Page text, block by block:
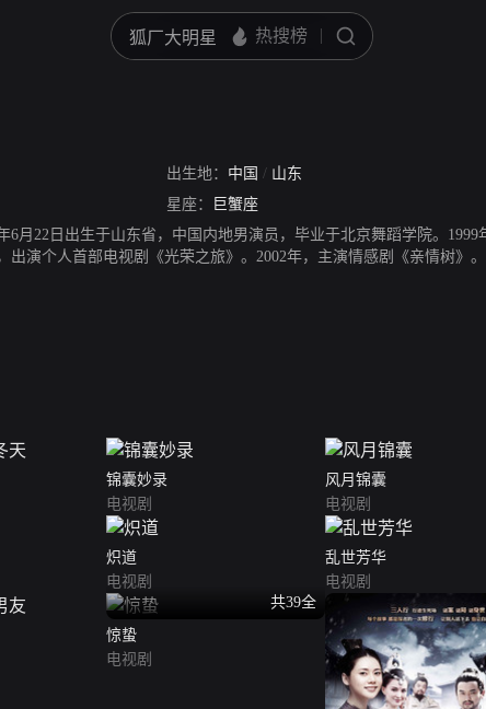
出生地： 中国 / 山东
星座： 巨蟹座
6月22日出生于山东省，中国内地男演员，毕业于北京舞蹈学院。
出演个人首部电视剧《光荣之旅》。2002年，主演情感剧《亲情树》
齿》入围“第十四届大学生电影节”最受欢迎的男演员奖。2008年，主
。2010年，在古装历史电影《西施》中饰演男主角范蠡。2012年，出
明》；同年，主演的励志剧《正阳门下》开播。2015年，在古装剧《
锦囊妙录
电视剧
风月锦囊
电视剧
炽道
电视剧
乱世芳华
电视剧
共39全
惊蛰
电视剧